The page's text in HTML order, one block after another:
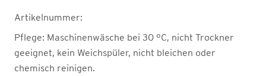
Artikelnummer:
Pflege: Maschinenwäsche bei 30 °C, nicht Trockner
geeignet, kein Weichspüler, nicht bleichen oder
chemisch reinigen.